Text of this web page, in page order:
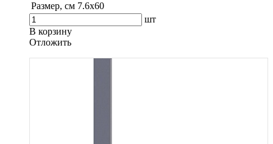
Размер, см 7.6х60
шт
В корзину
Oтложить